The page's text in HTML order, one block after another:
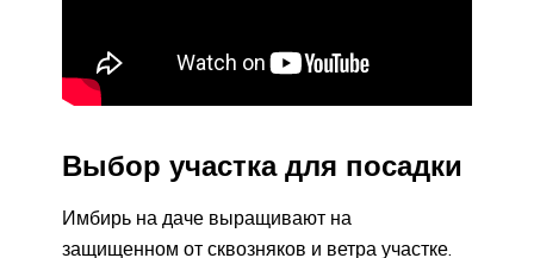
Выбор участка для посадки
Имбирь на даче выращивают на
защищенном от сквозняков и ветра участке.